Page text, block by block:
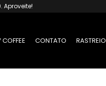
Aproveite!
CONTATO RASTREIO